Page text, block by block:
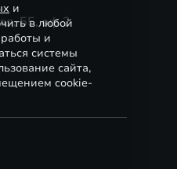
55, оф.2
и
в любой
и
системы
сайта,
cookie-